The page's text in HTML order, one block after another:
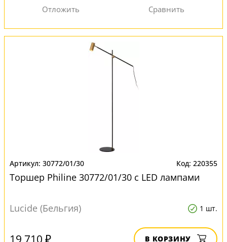
30772/01/30 220355
Торшер Philine 30772/01/30 с LED лампами
Lucide (Бельгия) 1 шт.
19 710 ₽ В КОРЗИНУ